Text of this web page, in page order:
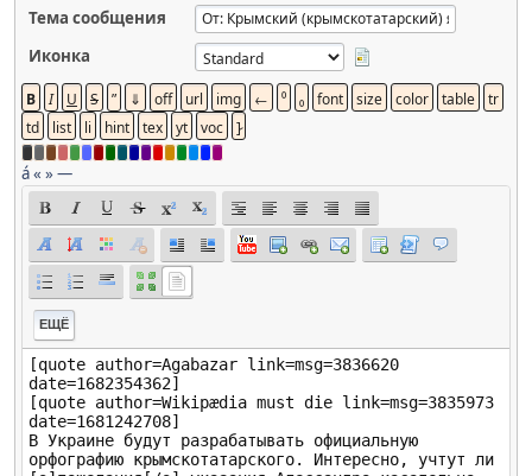
Тема сообщения
Иконка
á« »—
ЕЩЁ